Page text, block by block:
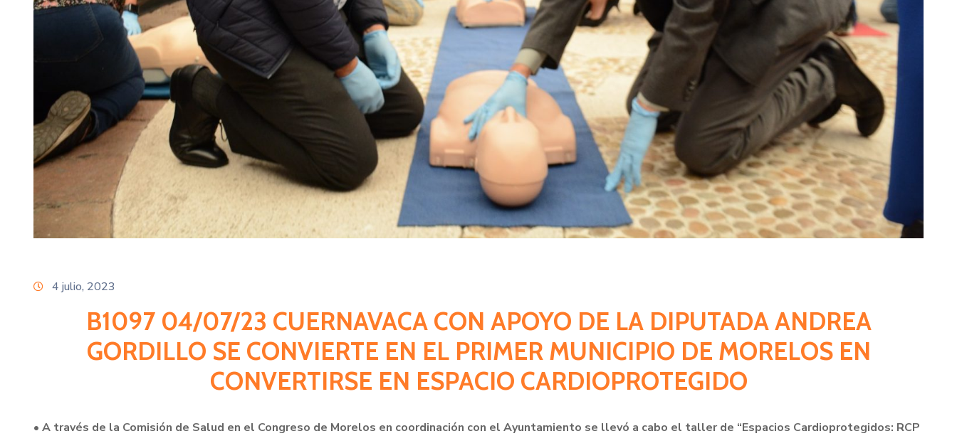
4 julio, 2023
B1097 04/07/23 CUERNAVACA CON APOYO DE LA DIPUTADA ANDREA
GORDILLO SE CONVIERTE EN EL PRIMER MUNICIPIO DE MORELOS EN
CONVERTIRSE EN ESPACIO CARDIOPROTEGIDO
• A través de la Comisión de Salud en el Congreso de Morelos en coordinación con el Ayuntamiento se llevó a cabo el taller de “Espacios Cardioprotegidos: RCP